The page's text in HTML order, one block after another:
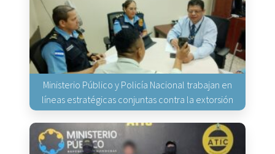
Ministerio Público y Policía Nacional trabajan en
líneas estratégicas conjuntas contra la extorsión